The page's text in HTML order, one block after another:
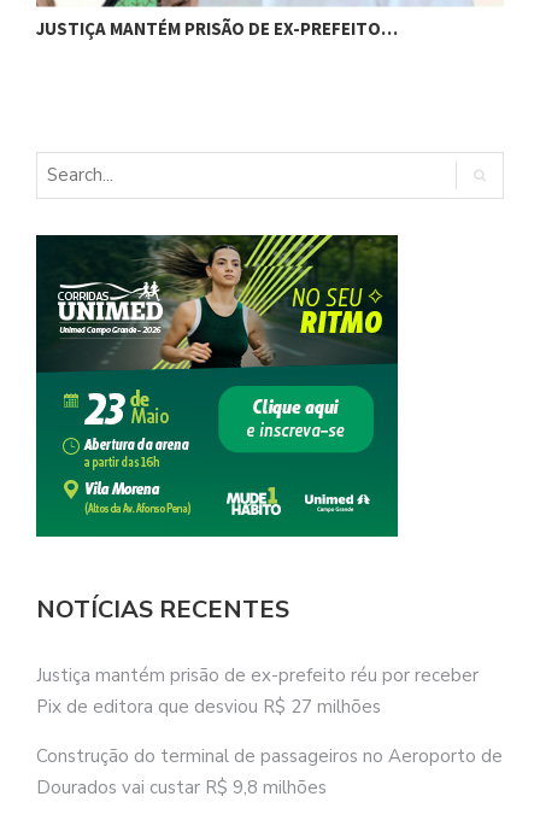
JUSTIÇA MANTÉM PRISÃO DE EX-PREFEITO…
NOTÍCIAS RECENTES
Justiça mantém prisão de ex-prefeito réu por receber
Pix de editora que desviou R$ 27 milhões
Construção do terminal de passageiros no Aeroporto de
Dourados vai custar R$ 9,8 milhões